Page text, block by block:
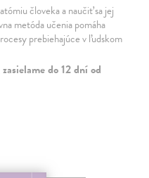
človeka a naučiť sa jej
metóda učenia pomáha
prebiehajúce v ľudskom
do 12 dní od